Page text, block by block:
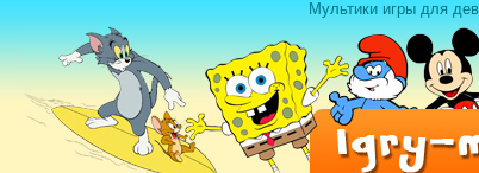
Мультики игры для